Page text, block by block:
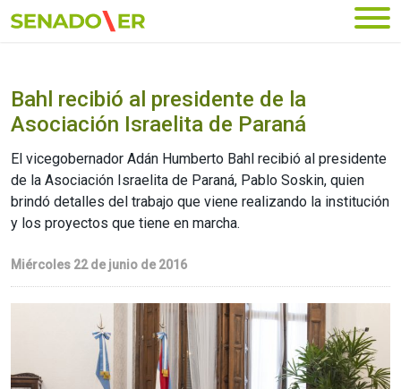
Ir al menú principal
Bahl recibió al presidente de la
Asociación Israelita de Paraná
El vicegobernador Adán Humberto Bahl recibió al presidente
de la Asociación Israelita de Paraná, Pablo Soskin, quien
brindó detalles del trabajo que viene realizando la institución
y los proyectos que tiene en marcha.
Miércoles 22 de junio de 2016